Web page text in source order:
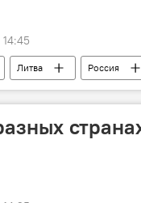
Литва Россия